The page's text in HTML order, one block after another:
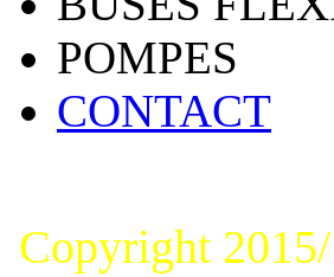
POMPES
CONTACT
Copyright